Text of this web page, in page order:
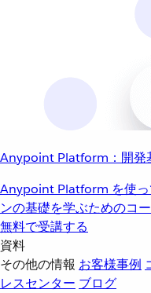
Anypoint Platform：開発
Anypoint Platform を使っ
ンの基礎を学ぶためのコ
無料で受講する
資料
その他の情報 お客様事例
レスセンター ブログ